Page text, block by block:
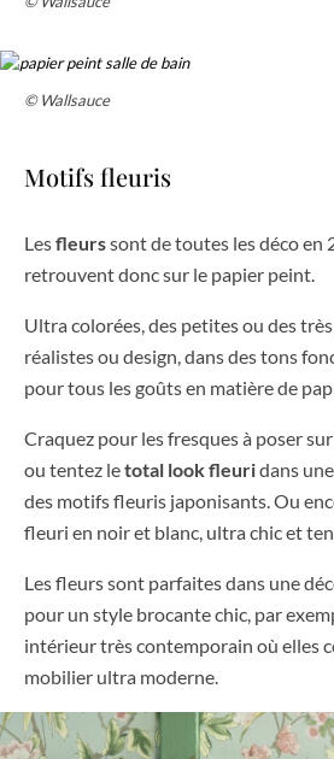
© Wallsauce
Motifs fleuris
Lesfleurssont de toutes les déco en
retrouvent donc sur le papier peint.
Ultra colorées, des petites ou des
réalistes ou design, dans des tons
pour tous les goûts en matière de
Craquez pour les fresques à poser
ou tentez letotal look fleuridans
des motifs fleuris japonisants. Ou
fleuri en noir et blanc, ultra chic et
Les fleurs sont parfaites dans une
pour un style brocante chic, par
intérieur très contemporain où elles
mobilier ultra moderne.